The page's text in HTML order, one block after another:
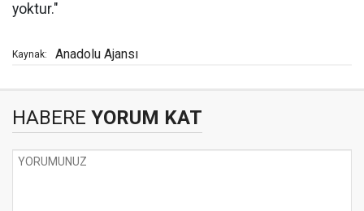
yoktur."
Kaynak: Anadolu Ajansı
HABERE YORUM KAT